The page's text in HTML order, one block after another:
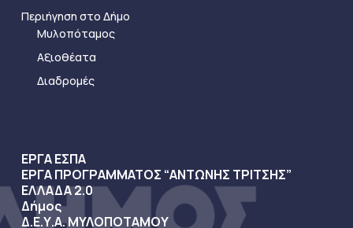
Περιήγηση στο Δήμο
Μυλοπόταμος
Αξιοθέατα
Διαδρομές
ΕΡΓΑ ΕΣΠΑ
ΕΡΓΑ ΠΡΟΓΡΑΜΜΑΤΟΣ “ΑΝΤΩΝΗΣ ΤΡΙΤΣΗΣ”
ΕΛΛΑΔΑ 2.0
Δήμος
Δ.Ε.Υ.Α. ΜΥΛΟΠΟΤΑΜΟΥ